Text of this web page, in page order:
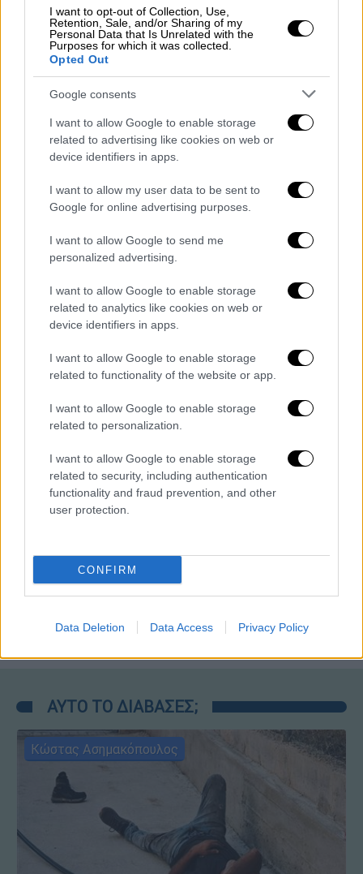
I want to opt-out of Collection, Use,
Retention, Sale, and/or Sharing of my
Personal Data that Is Unrelated with the
Purposes for which it was collected.
Opted Out
Google consents
I want to allow Google to enable storage
related to advertising like cookies on web or
device identifiers in apps.
I want to allow my user data to be sent to
Google for online advertising purposes.
I want to allow Google to send me
personalized advertising.
I want to allow Google to enable storage
related to analytics like cookies on web or
device identifiers in apps.
I want to allow Google to enable storage
related to functionality of the website or app.
I want to allow Google to enable storage
related to personalization.
I want to allow Google to enable storage
related to security, including authentication
functionality and fraud prevention, and other
user protection.
CONFIRM
Data Deletion Data Access Privacy Policy
07.08.2026 14:06
Μεσημεριανό δελτίο ειδήσεων
07/08/2026
Ώρα Ελλάδος...|07.08.2026 09:59
Ώρα Ελλάδος 07/08/2026
ΑΘΛΗΤΙΚΟ ΔΕΛΤΙΟ|07.08.2026 13:41
Αθλητικό δελτίο 07/08/2026
Μεσημεριανό...|06.08.2026 14:43
Μεσημεριανό δελτίο ειδήσεων
Δελτίο...|07.08.2026 14:25
Δελτίο στη νοηματική 07/08/2026
ΑΥΤΟ ΤΟ ΔΙΑΒΑΣΕΣ;
Κώστας Ασημακόπουλος